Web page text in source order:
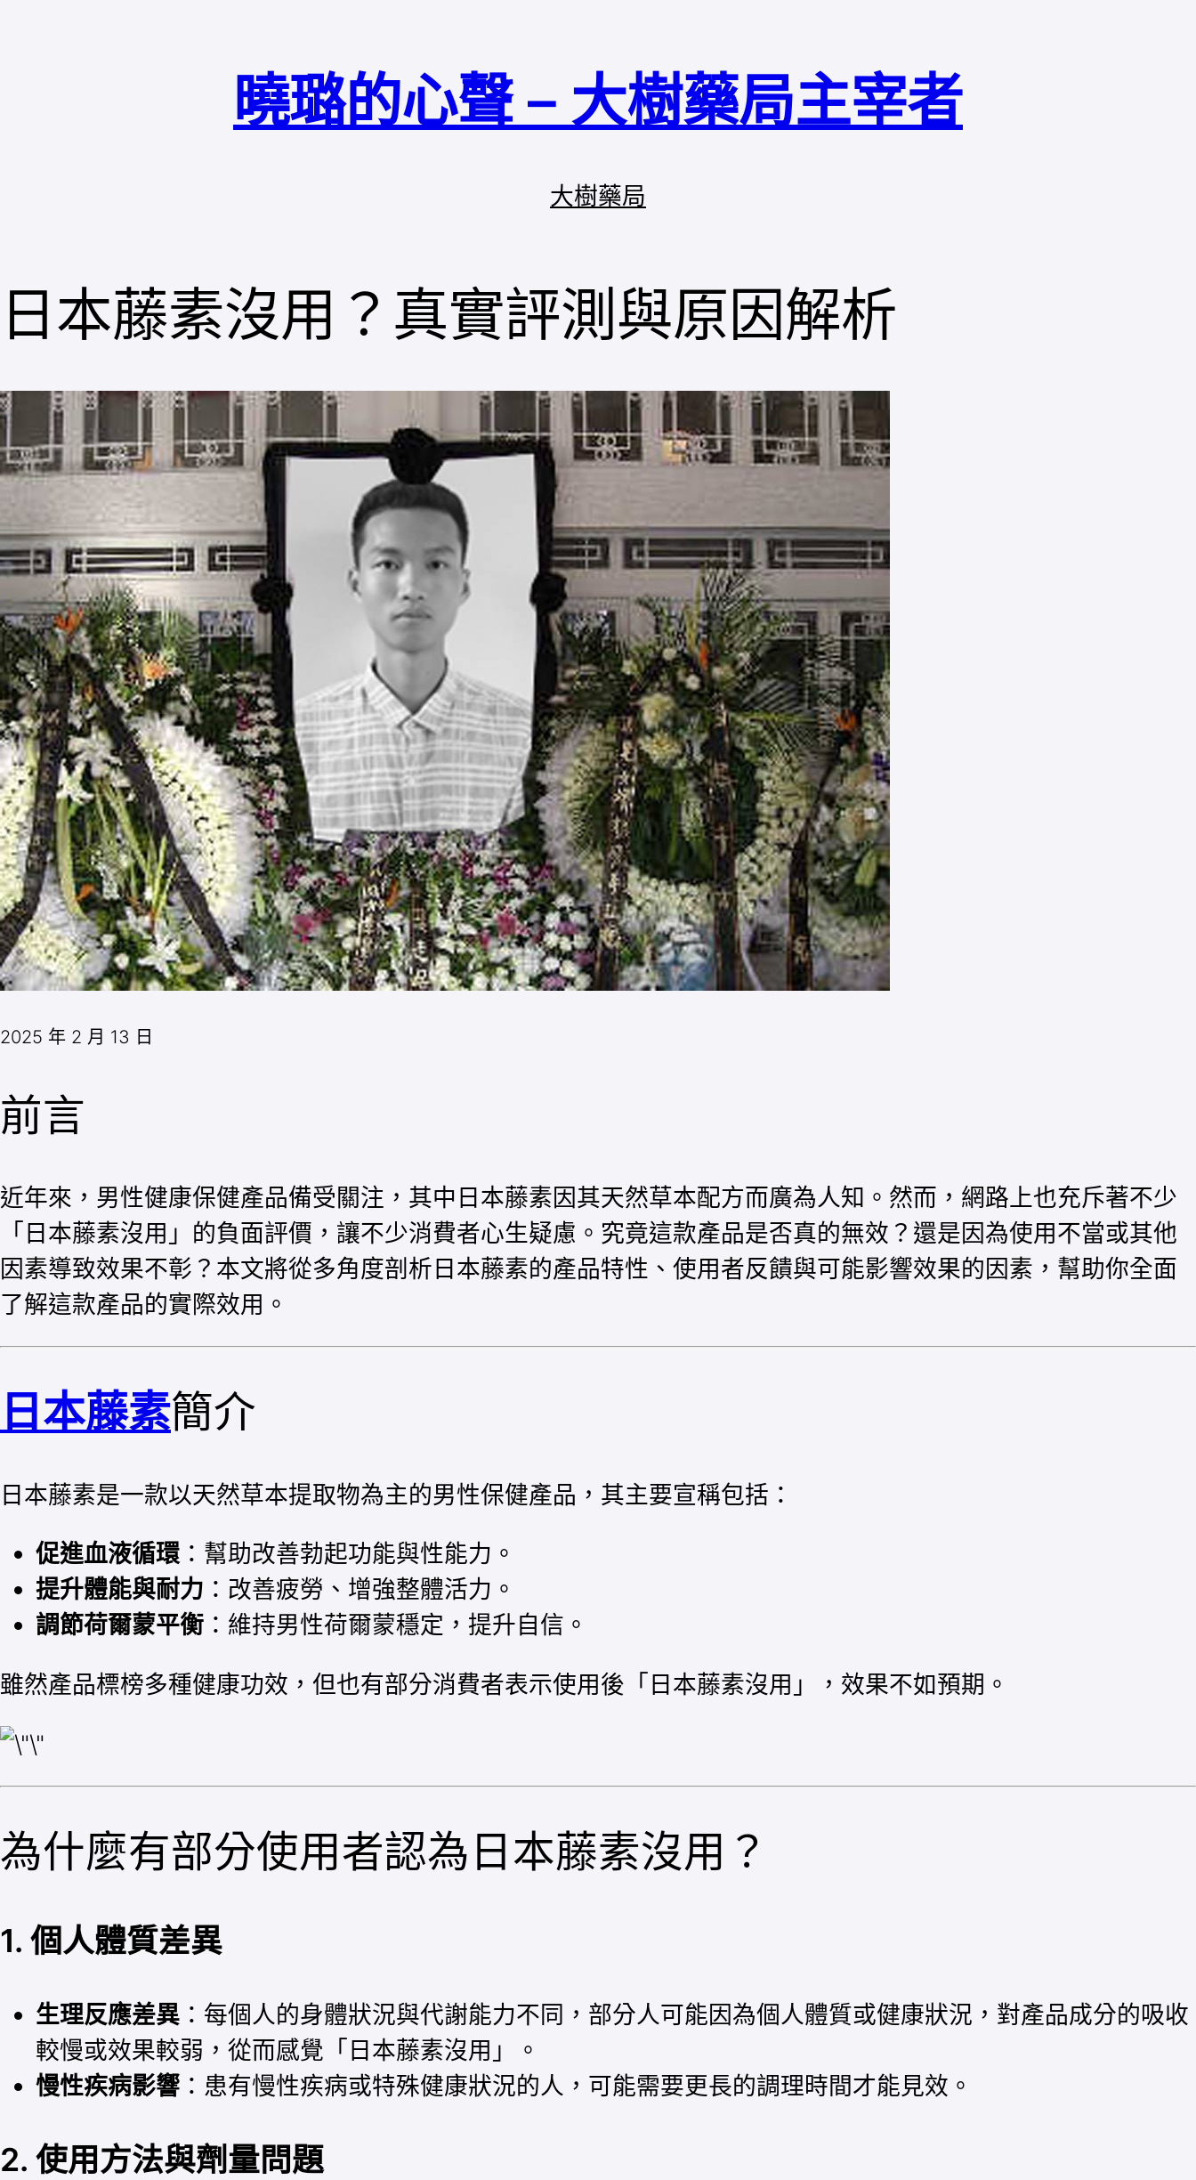
曉璐的心聲 – 大樹藥局主宰者
大樹藥局
日本藤素沒用？真實評測與原因解析
2025 年 2 月 13 日
前言
近年來，男性健康保健產品備受關注，其中日本藤素因其天然草本配方而廣為人知。然而，網路上也充斥著不少
「日本藤素沒用」的負面評價，讓不少消費者心生疑慮。究竟這款產品是否真的無效？還是因為使用不當或其他
因素導致效果不彰？本文將從多角度剖析日本藤素的產品特性、使用者反饋與可能影響效果的因素，幫助你全面
了解這款產品的實際效用。
日本藤素簡介
日本藤素是一款以天然草本提取物為主的男性保健產品，其主要宣稱包括：
促進血液循環 ：幫助改善勃起功能與性能力。
提升體能與耐力 ：改善疲勞、增強整體活力。
調節荷爾蒙平衡 ：維持男性荷爾蒙穩定，提升自信。
雖然產品標榜多種健康功效，但也有部分消費者表示使用後「日本藤素沒用」，效果不如預期。
為什麼有部分使用者認為日本藤素沒用？
1. 個人體質差異
生理反應差異 ：每個人的身體狀況與代謝能力不同，部分人可能因為個人體質或健康狀況，對產品成分的吸收
較慢或效果較弱，從而感覺「日本藤素沒用」。
慢性疾病影響 ：患有慢性疾病或特殊健康狀況的人，可能需要更長的調理時間才能見效。
2. 使用方法與劑量問題